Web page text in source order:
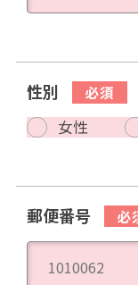
性別
女性
郵便番号